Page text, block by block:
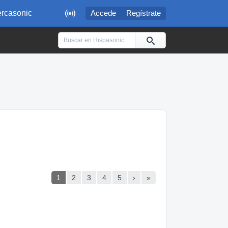
 Accede Regístrate
1 2 3 4 5 › »